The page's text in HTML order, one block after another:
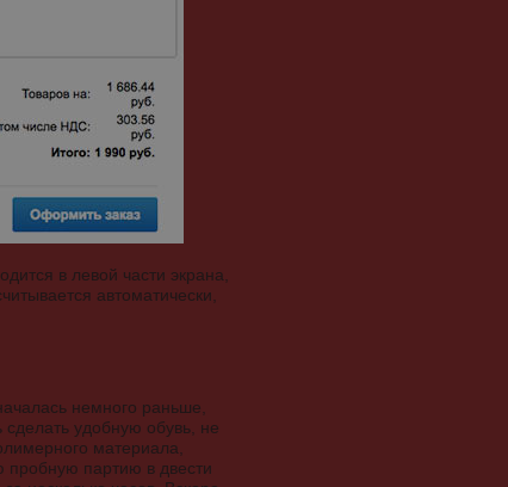
в левой части экрана,
автоматически,
немного раньше,
удобную обувь, не
материала,
пробную партию в двести